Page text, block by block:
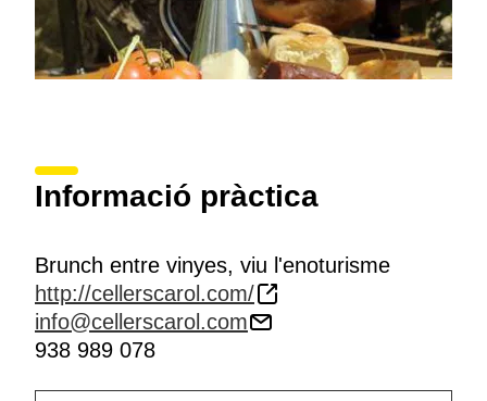
Informació pràctica
Brunch entre vinyes, viu l'enoturisme
http://cellerscarol.com/
info@cellerscarol.com
938 989 078